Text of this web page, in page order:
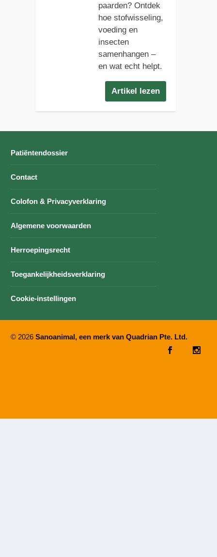
paarden? Ontdek
hoe stofwisseling,
voeding en
insecten
samenhangen –
en wat echt helpt.
Artikel lezen
Patiëntendossier
Contact
Colofon & Privacyverklaring
Algemene voorwaarden
Herroepingsrecht
Toegankelijkheidsverklaring
Cookie-instellingen
© 2026Sanoanimal, een merk van Quadrian Pte. Ltd.